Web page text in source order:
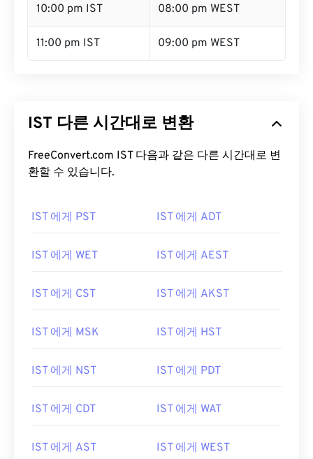
10:00 pm IST 08:00 pm WEST
11:00 pm IST 09:00 pm WEST
IST 다른 시간대로 변환
FreeConvert.com IST 다음과 같은 다른 시간대로 변
환할 수 있습니다.
IST 에게 PST IST 에게 ADT
IST 에게 WET IST 에게 AEST
IST 에게 CST IST 에게 AKST
IST 에게 MSK IST 에게 HST
IST 에게 NST IST 에게 PDT
IST 에게 CDT IST 에게 WAT
IST 에게 AST IST 에게 WEST